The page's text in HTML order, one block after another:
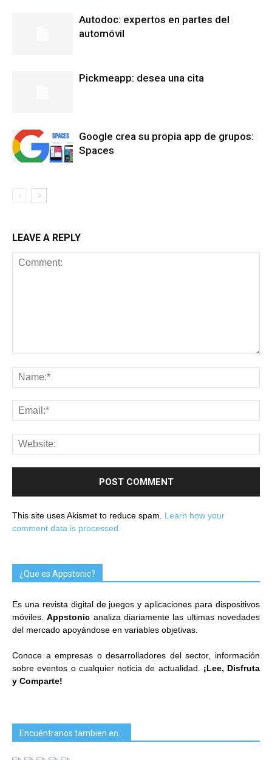
Autodoc: expertos en partes del
automóvil
Pickmeapp: desea una cita
Google crea su propia app de grupos:
Spaces
LEAVE A REPLY
This site uses Akismet to reduce spam. Learn how your
comment data is processed.
¿Que es Appstonic?
Es una revista digital de juegos y aplicaciones para dispositivos
móviles.Appstonic analiza diariamente las ultimas novedades
del mercado apoyándose en variables objetivas.
Conoce a empresas o desarrolladores del sector, información
sobre eventos o cualquier noticia de actualidad. ¡Lee, Disfruta
y Comparte!
Encuéntranos tambien en…